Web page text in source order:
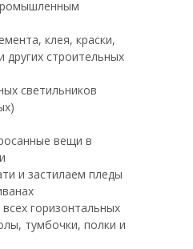
клея, краски,
строительных
светильников
вещи в
и застилаем пледы
горизонтальных
тумбочки, полки и